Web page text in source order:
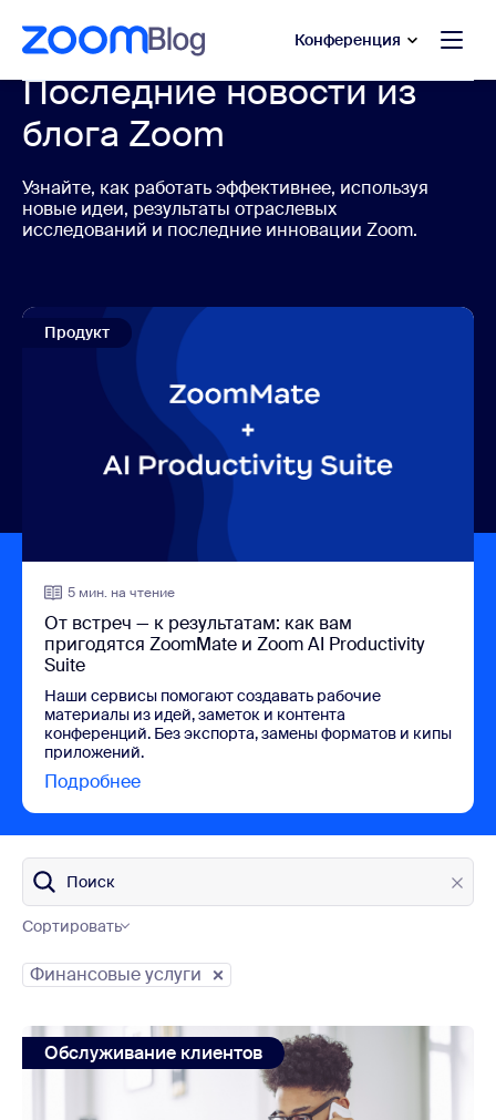
содержанию
в чат помощи Конференция
Последние новости из
блога Zoom
Узнайте, как работать эффективнее, используя
новые идеи, результаты отраслевых
исследований и последние инновации Zoom.
Продукт
5 мин. на чтение
От встреч — к результатам: как вам
пригодятся ZoomMate и Zoom AI Productivity
Suite
Наши сервисы помогают создавать рабочие
материалы из идей, заметок и контента
конференций. Без экспорта, замены форматов и кипы
приложений.
Подробнее
Поиск
Сортировать
Финансовые услуги
view: ИИ в финансовых услугах: возможности ИИ-
Обслуживание клиентов